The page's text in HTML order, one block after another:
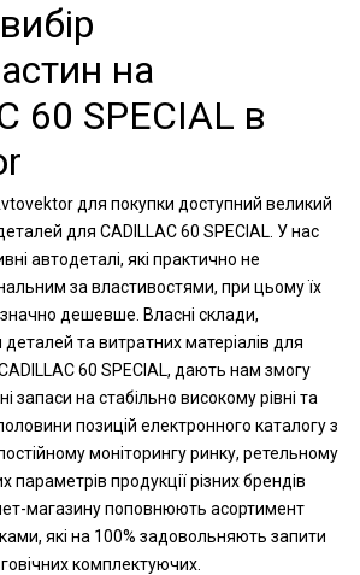
на
60 SPECIAL в
для покупки доступний великий
для CADILLAC 60 SPECIAL. У нас
автодеталі, які практично не
за властивостями, при цьому їх
дешевше. Власні склади,
деталей та витратних матеріалів для
60 SPECIAL, дають нам змогу
запаси на стабільно високому рівні та
позицій електронного каталогу з
моніторингу ринку, ретельному
продукції різних брендів
магазину поповнюють асортимент
які на 100% задовольняють запити
комплектуючих.